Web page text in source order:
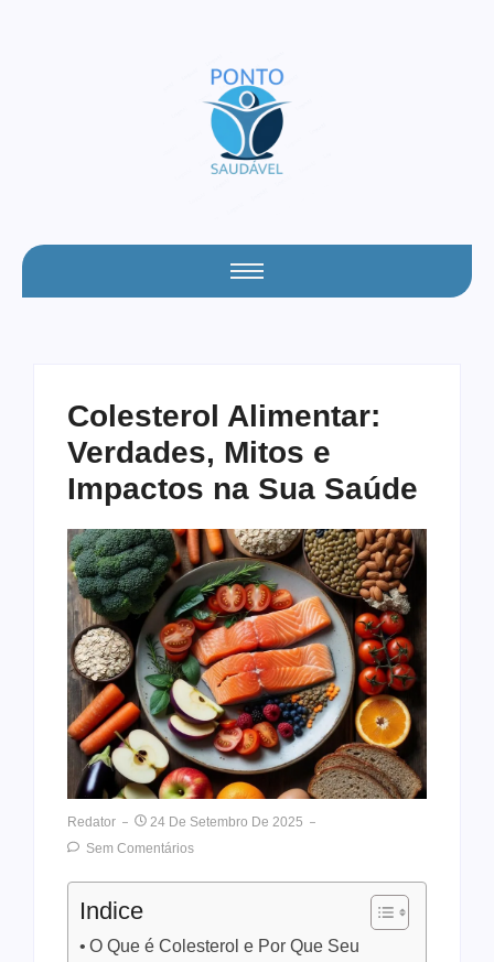
Colesterol Alimentar:
Verdades, Mitos e
Impactos na Sua Saúde
Redator
24 De Setembro De 2025
Sem Comentários
Indice
O Que é Colesterol e Por Que Seu